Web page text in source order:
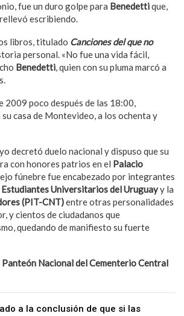
fue un duro golpe para Benedettique,
escribiendo.
libros, titulado Canciones del que no
personal. «No fue una vida fácil,
Benedetti, quien con su pluma marcó a
2009 poco después de las 18:00,
casa de Montevideo, a los ochenta y
decretó duelo nacional y dispuso que su
con honores patrios en el Palacio
fúnebre fue encabezado por integrantes
Estudiantes Universitarios del Uruguayy la
(PIT-CNT)entre otras personalidades
y cientos de ciudadanos que
quedando de manifiesto su fuerte
Panteón Nacional del Cementerio Central
a la conclusión de que si las